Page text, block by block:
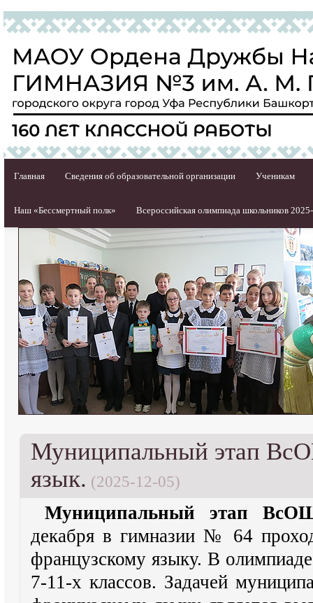
Главная Сведения об образовательной организации Ученикам
Наш «Бессмертный полк» Всероссийская олимпиада школьников
Муниципальный этап
язык. (2025-12-05)
Муниципальный этап
декабря в гимназии № 64
французскому языку. В
7-11-х классов. Задачей